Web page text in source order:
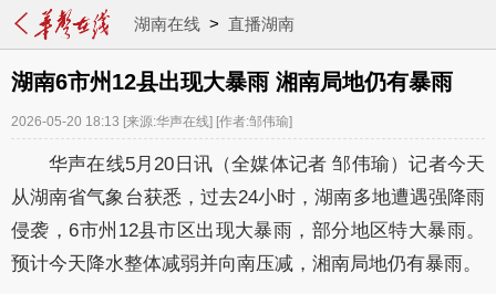
湖南在线> 直播湖南
湖南6市州12县出现大暴雨 湘南局地仍有暴雨
2026-05-20 18:13 [来源:华声在线] [作者:邹伟瑜]
华声在线5月20日讯（全媒体记者 邹伟瑜）记者今天
从湖南省气象台获悉，过去24小时，湖南多地遭遇强降雨
侵袭，6市州12县市区出现大暴雨，部分地区特大暴雨。
预计今天降水整体减弱并向南压减，湘南局地仍有暴雨。